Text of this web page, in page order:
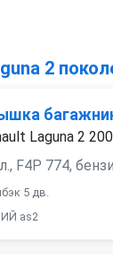
2
Laguna 2
F4P 774,
5 дв.
as2